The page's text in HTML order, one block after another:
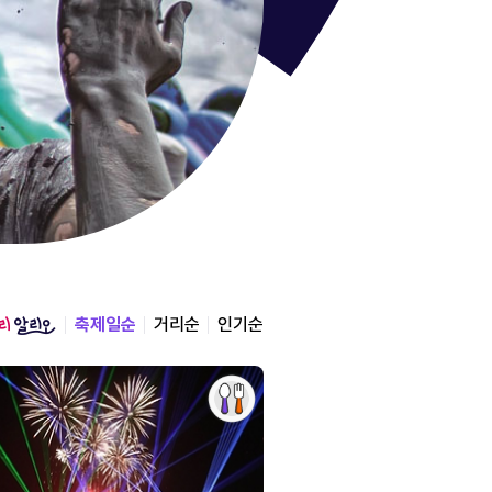
통영한
축제일순 거리순 인기순